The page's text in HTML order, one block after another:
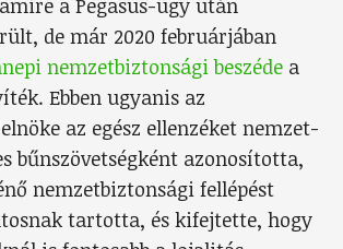
a Pegasus-ügy után
de már 2020 februárjában
nemzetbiztonsági beszéde a
Ebben ugyanis az
az egész ellenzéket nemzet-
bűnszövetségként azonosította,
nemzetbiztonsági fellépést
tartotta, és kifejtette, hogy